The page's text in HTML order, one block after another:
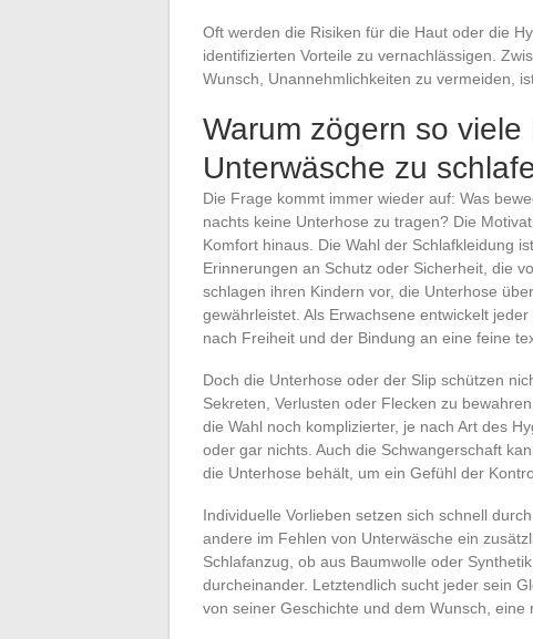
Oft werden die Risiken für die Haut oder die
identifizierten Vorteile zu vernachlässigen.
Wunsch, Unannehmlichkeiten zu vermeiden,
Warum zögern so
Unterwäsche zu
Die Frage kommt immer wieder auf: Was
nachts keine Unterhose zu tragen? Die
Komfort hinaus. Die Wahl der Schlafkleidung
Erinnerungen an Schutz oder Sicherheit, die
schlagen ihren Kindern vor, die Unterhose
gewährleistet. Als Erwachsene entwickelt
nach Freiheit und der Bindung an eine feine
Doch die Unterhose oder der Slip schützen
Sekreten, Verlusten oder Flecken zu
die Wahl noch komplizierter, je nach Art des
oder gar nichts. Auch die Schwangerschaft
die Unterhose behält, um ein Gefühl der
Individuelle Vorlieben setzen sich schnell
andere im Fehlen von Unterwäsche ein
Schlafanzug, ob aus Baumwolle oder
durcheinander. Letztendlich sucht jeder sein
von seiner Geschichte und dem Wunsch, eine